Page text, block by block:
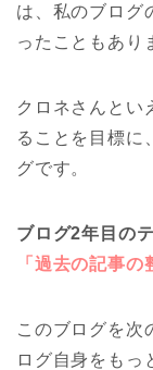
は、私のブログ
ったこともあり
クロネさんとい
ることを目標に
グです。
ブログ2年目の
「過去の記事の
このブログを次
ログ自身をもっ